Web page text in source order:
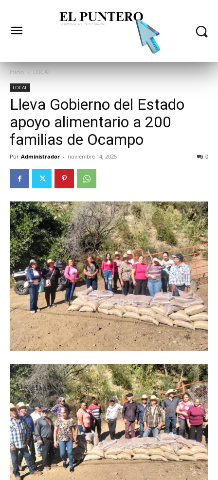
Inicio LOCAL
LOCAL
Lleva Gobierno del Estado
apoyo alimentario a 200
familias de Ocampo
Por Administrador - noviembre 14, 2025 0